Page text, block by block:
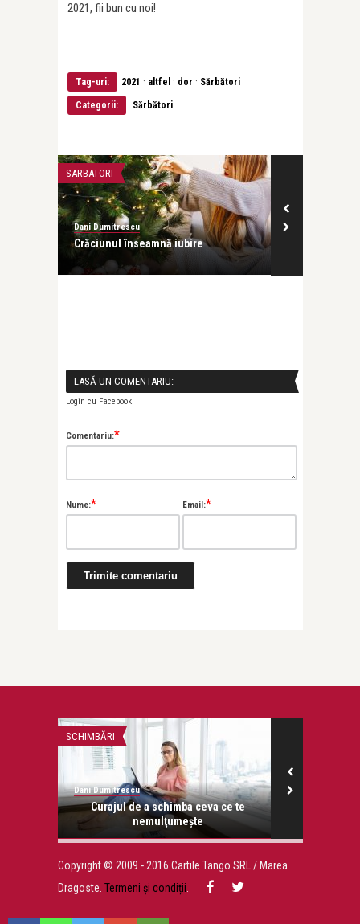
2021, fii bun cu noi!
Tag-uri: 2021 · altfel · dor · Sărbători
Categorii: Sărbători
SARBATORI
Dani Dumitrescu
Crăciunul înseamnă iubire
LASĂ UN COMENTARIU:
Login cu Facebook
Comentariu:*
Nume:* Email:*
SCHIMBĂRI
Dani Dumitrescu
Curajul de a schimba ceva ce te
nemulţumeşte
Copyright © 2009 - 2016 Cartile Tango SRL / Marea
Dragoste. Termeni și condiții